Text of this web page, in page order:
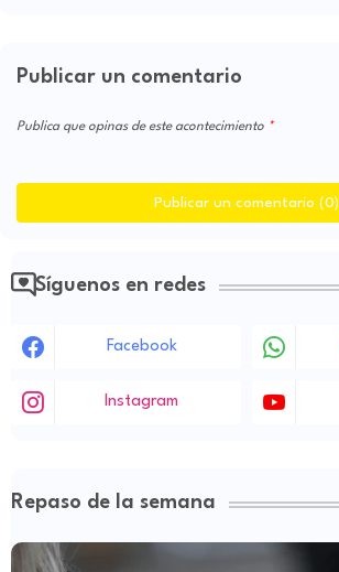
Publicar un comentario
Publica que opinas de este acontecimiento
Publicar un comentario (0)
Síguenos en redes
Facebook
Instagram
Repaso de la semana